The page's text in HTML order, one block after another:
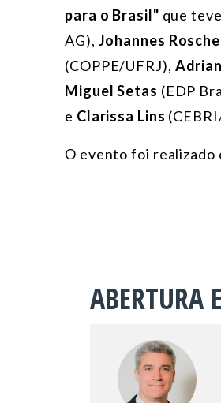
para o Brasil" que
AG), Johannes
(COPPE/UFRJ),
Miguel Setas (EDP
e Clarissa Lins
O evento foi realizado
ABERTURA